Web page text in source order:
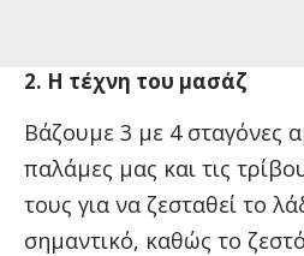
2. Η τέχνη του μασάζ
Βάζουμε 3 με 4 σταγόνες
παλάμες μας και τις
τους για να ζεσταθεί το
σημαντικό, καθώς το